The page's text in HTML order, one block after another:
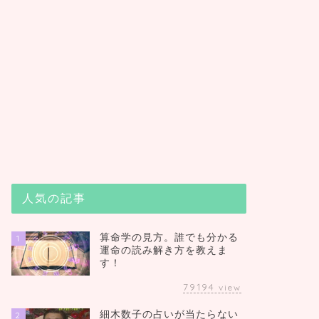
人気の記事
1
算命学の見方。誰でも分かる
運命の読み解き方を教えま
す！
79194 view
2 細木数子の占いが当たらない